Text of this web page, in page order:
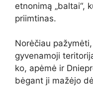
etnonimą „baltai“,
priimtinas.
Norėčiau
gyvenamoji
ko, apėmė ir
bėgant ji mažėjo